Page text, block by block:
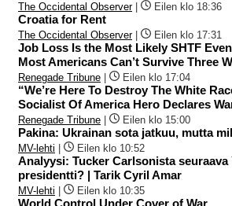
The Occidental Observer| Eilen klo 18:36
Croatia for Rent
The Occidental Observer| Eilen klo 17:31
Job Loss Is the Most Likely SHTF
Most Americans Can’t Survive Three
Renegade Tribune Eilen klo 17:04
“We’re Here To Destroy The White
Socialist Of America Hero Declares
Renegade Tribune Eilen klo 15:00
Pakina: Ukrainan sota jatkuu, mutta
MV-lehti Eilen klo 10:52
Analyysi: Tucker Carlsonista
presidentti? | Tarik Cyril Amar
MV-lehti Eilen klo 10:35